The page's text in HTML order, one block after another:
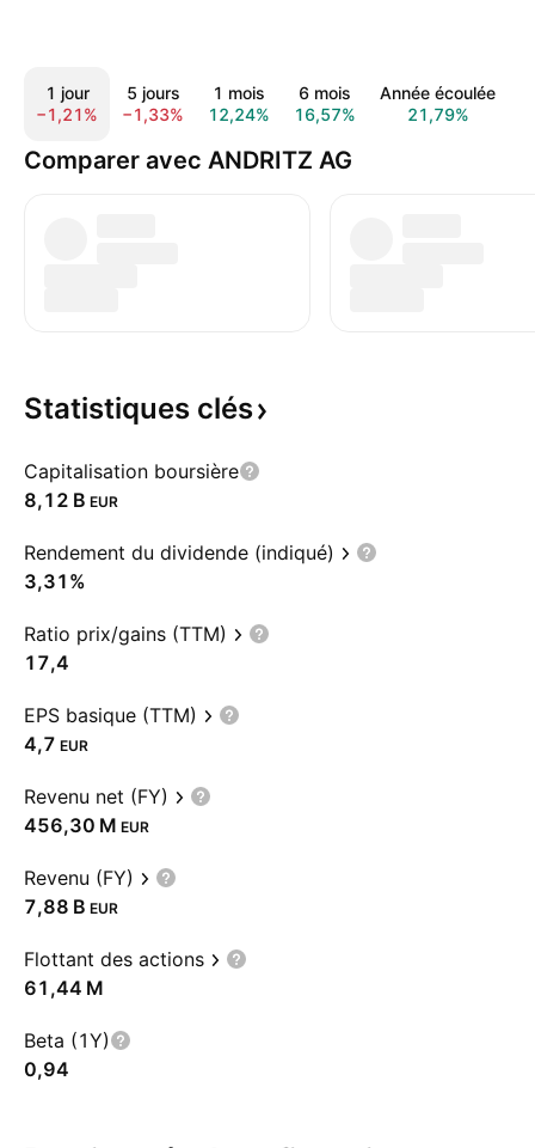
1 jour
−1,21%
5 jours
−1,33%
1 mois
12,24%
6 mois
16,57%
Année écoulée
21,79%
Comparer avec ANDRITZ AG
Statistiques clés
Capitalisation boursière
‪8,12 B‬ EUR
Rendement du dividende (indiqué)
3,31%
Ratio prix/gains (TTM)
17,4
EPS basique (TTM)
4,7 EUR
Revenu net (FY)
‪456,30 M‬ EUR
Revenu (FY)
‪7,88 B‬ EUR
Flottant des actions
‪61,44 M‬
Beta (1Y)
0,94